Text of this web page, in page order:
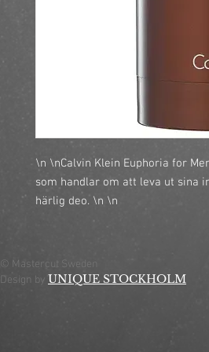
\n \nCalvin Klein Euphoria for
som handlar om att leva ut sina
härlig deo. \n \n
© Mastercut Sweden
Design by UNIQUE STOCKHOLM